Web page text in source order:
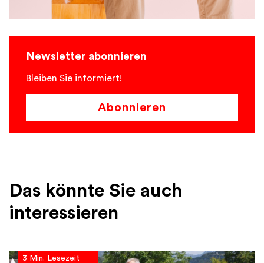
Newsletter abonnieren
Bleiben Sie informiert!
Abonnieren
Das könnte Sie auch
interessieren
3 Min. Lesezeit